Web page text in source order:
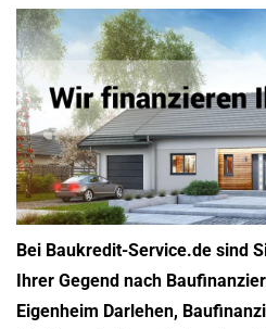
Bei Baukredit-Service.de sind
Ihrer Gegend nach
Eigenheim Darlehen,